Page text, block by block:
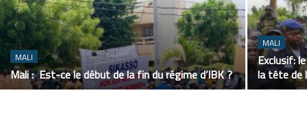
MALI
Mali : Est-ce le début de la fin du régime d’IBK ?
MALI
Exclusif:
la tête de